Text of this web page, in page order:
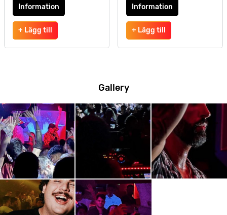
Information
+ Lägg till
Information
+ Lägg till
Gallery